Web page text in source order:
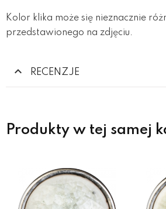
Kolor klika może się nieznacznie
przedstawionego na zdjęciu.
RECENZJE
Produkty w tej samej